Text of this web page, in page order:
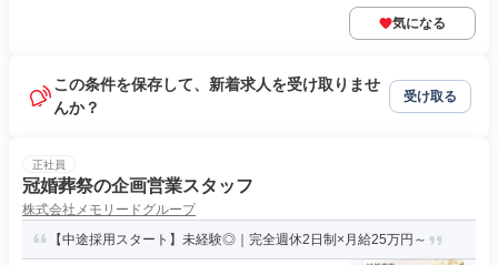
気になる
この条件を保存して、新着求人を受け取りませ
んか？
受け取る
正社員
冠婚葬祭の企画営業スタッフ
株式会社メモリードグループ
【中途採用スタート】未経験◎｜完全週休2日制×月給25万円～